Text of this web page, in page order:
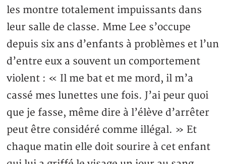
les montre totalement impuissants dans
leur salle de classe. Mme Lee s’occupe
depuis six ans d’enfants à problèmes et l’un
d’entre eux a souvent un comportement
violent : « Il me bat et me mord, il m’a
cassé mes lunettes une fois. J’ai peur quoi
que je fasse, même dire à l’élève d’arrêter
peut être considéré comme illégal. » Et
chaque matin elle doit sourire à cet enfant